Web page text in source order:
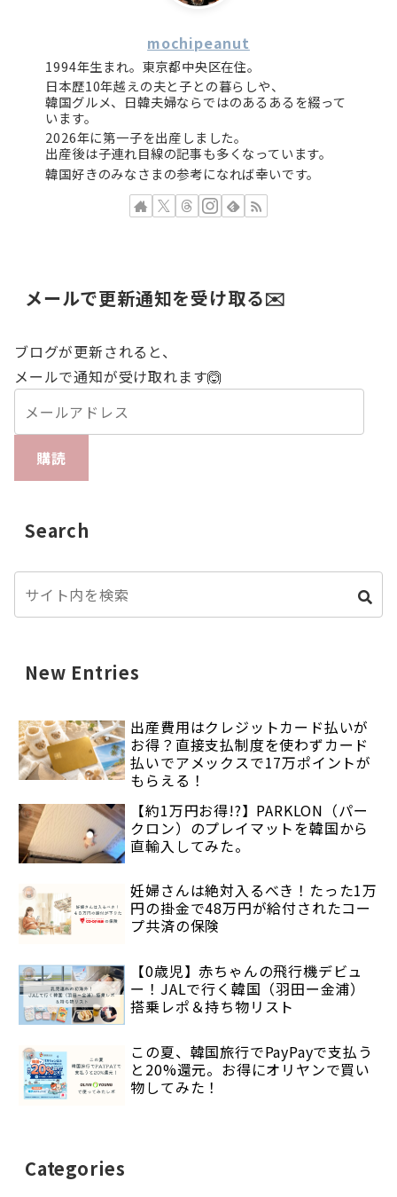
mochipeanut
1994年生まれ。東京都中央区在住。
日本歴10年越えの夫と子との暮らしや、
韓国グルメ、日韓夫婦ならではのあるあるを綴って
います。
2026年に第一子を出産しました。
出産後は子連れ目線の記事も多くなっています。
韓国好きのみなさまの参考になれば幸いです。
メールで更新通知を受け取る✉️
ブログが更新されると、
メールで通知が受け取れます🙆
購読
Search
New Entries
出産費用はクレジットカード払いが
お得？直接支払制度を使わずカード
払いでアメックスで17万ポイントが
もらえる！
【約1万円お得!?】PARKLON（パー
クロン）のプレイマットを韓国から
直輸入してみた。
妊婦さんは絶対入るべき！たった1万
円の掛金で48万円が給付されたコー
プ共済の保険
【0歳児】赤ちゃんの飛行機デビュ
ー！JALで行く韓国（羽田ー金浦）
搭乗レポ＆持ち物リスト
この夏、韓国旅行でPayPayで支払う
と20%還元。お得にオリヤンで買い
物してみた！
Categories